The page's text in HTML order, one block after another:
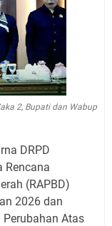
2, Bupati dan Wabup
DRPD
Rencana
(RAPBD)
2026 dan
Perubahan Atas